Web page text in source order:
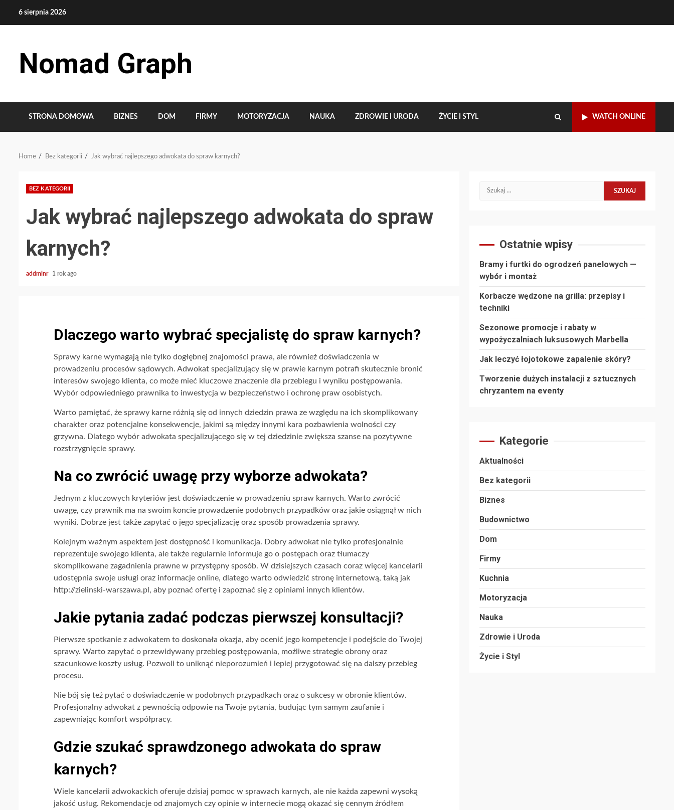
6 sierpnia 2026
Nomad Graph
STRONA DOMOWA BIZNES DOM FIRMY MOTORYZACJA NAUKA ZDROWIE I URODA ŻYCIE I STYL WATCH ONLINE
Home Bez kategorii Jak wybrać najlepszego adwokata do spraw karnych?
BEZ KATEGORII
Jak wybrać najlepszego adwokata do spraw
karnych?
addminr 1 rok ago
Dlaczego warto wybrać specjalistę do spraw karnych?
Sprawy karne wymagają nie tylko dogłębnej znajomości prawa, ale również doświadczenia w
prowadzeniu procesów sądowych. Adwokat specjalizujący się w prawie karnym potrafi skutecznie bronić
interesów swojego klienta, co może mieć kluczowe znaczenie dla przebiegu i wyniku postępowania.
Wybór odpowiedniego prawnika to inwestycja w bezpieczeństwo i ochronę praw osobistych.
Warto pamiętać, że sprawy karne różnią się od innych dziedzin prawa ze względu na ich skomplikowany
charakter oraz potencjalne konsekwencje, jakimi są między innymi kara pozbawienia wolności czy
grzywna. Dlatego wybór adwokata specjalizującego się w tej dziedzinie zwiększa szanse na pozytywne
rozstrzygnięcie sprawy.
Na co zwrócić uwagę przy wyborze adwokata?
Jednym z kluczowych kryteriów jest doświadczenie w prowadzeniu spraw karnych. Warto zwrócić
uwagę, czy prawnik ma na swoim koncie prowadzenie podobnych przypadków oraz jakie osiągnął w nich
wyniki. Dobrze jest także zapytać o jego specjalizację oraz sposób prowadzenia sprawy.
Kolejnym ważnym aspektem jest dostępność i komunikacja. Dobry adwokat nie tylko profesjonalnie
reprezentuje swojego klienta, ale także regularnie informuje go o postępach oraz tłumaczy
skomplikowane zagadnienia prawne w przystępny sposób. W dzisiejszych czasach coraz więcej kancelarii
udostępnia swoje usługi oraz informacje online, dlatego warto odwiedzić stronę internetową, taką jak
http://zielinski-warszawa.pl, aby poznać ofertę i zapoznać się z opiniami innych klientów.
Jakie pytania zadać podczas pierwszej konsultacji?
Pierwsze spotkanie z adwokatem to doskonała okazja, aby ocenić jego kompetencje i podejście do Twojej
sprawy. Warto zapytać o przewidywany przebieg postępowania, możliwe strategie obrony oraz
szacunkowe koszty usług. Pozwoli to uniknąć nieporozumień i lepiej przygotować się na dalszy przebieg
procesu.
Nie bój się też pytać o doświadczenie w podobnych przypadkach oraz o sukcesy w obronie klientów.
Profesjonalny adwokat z pewnością odpowie na Twoje pytania, budując tym samym zaufanie i
zapewniając komfort współpracy.
Gdzie szukać sprawdzonego adwokata do spraw
karnych?
Wiele kancelarii adwokackich oferuje dzisiaj pomoc w sprawach karnych, ale nie każda zapewni wysoką
jakość usług. Rekomendacje od znajomych czy opinie w internecie mogą okazać się cennym źródłem
Szukaj:
Ostatnie wpisy
Bramy i furtki do ogrodzeń panelowych —
wybór i montaż
Korbacze wędzone na grilla: przepisy i
techniki
Sezonowe promocje i rabaty w
wypożyczalniach luksusowych Marbella
Jak leczyć łojotokowe zapalenie skóry?
Tworzenie dużych instalacji z sztucznych
chryzantem na eventy
Kategorie
Aktualności
Bez kategorii
Biznes
Budownictwo
Dom
Firmy
Kuchnia
Motoryzacja
Nauka
Zdrowie i Uroda
Życie i Styl